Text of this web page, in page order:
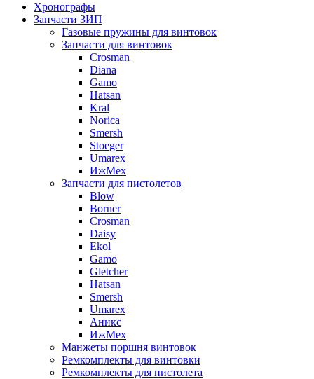
Хронографы
Запчасти ЗИП
Газовые пружины для винтовок
Запчасти для винтовок
Crosman
Diana
Gamo
Hatsan
Kral
Norica
Smersh
Stoeger
Umarex
ИжМех
Запчасти для пистолетов
Blow
Borner
Crosman
Daisy
Ekol
Gamo
Gletcher
Hatsan
Smersh
Umarex
Аникс
ИжМех
Манжеты поршня винтовок
Ремкомплекты для винтовки
Ремкомплекты для пистолета